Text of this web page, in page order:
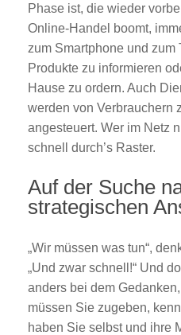
Phase ist, die wieder
Online-Handel boomt,
zum Smartphone und zum
Produkte zu informieren
Hause zu ordern. Auch
werden von Verbrauchern
angesteuert. Wer im Netz
schnell durch’s Raster.
Auf der Suche
strategischen
„Wir müssen was tun“,
„Und zwar schnell!“ Und
anders bei dem
müssen Sie zugeben,
haben Sie selbst und ihre